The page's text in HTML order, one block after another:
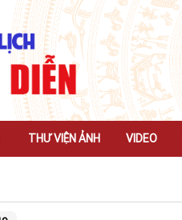
THƯ VIỆN ẢNH VIDEO